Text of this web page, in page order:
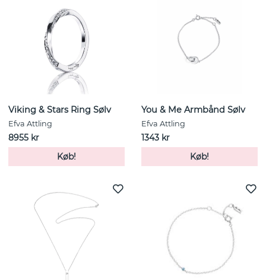
Viking & Stars Ring Sølv
Efva Attling
8955 kr
Køb!
You & Me Armbånd Sølv
Efva Attling
1343 kr
Køb!